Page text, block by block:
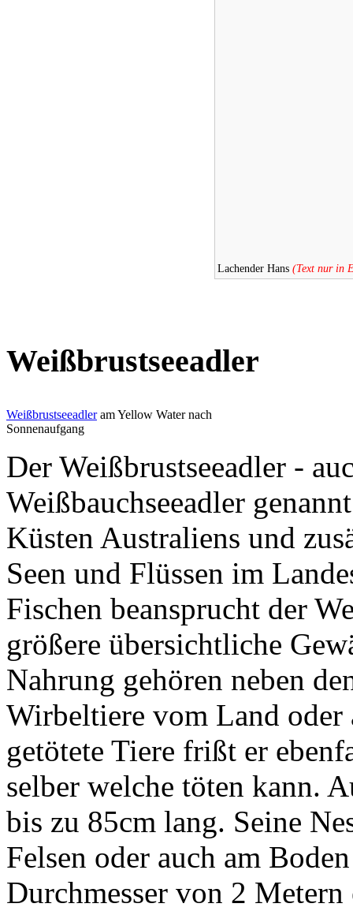
Lachender Hans (Text nur in
Weißbrustseeadler
Weißbrustseeadleram Yellow Water nach
Sonnenaufgang
Der Weißbrustseeadler -
Weißbauchseeadler
Küsten Australiens und
Seen und Flüssen im
Fischen beansprucht der
größere übersichtliche
Nahrung gehören neben
Wirbeltiere vom Land
getötete Tiere frißt er
selber welche töten kann.
bis zu 85cm lang. Seine
Felsen oder auch am
Durchmesser von 2